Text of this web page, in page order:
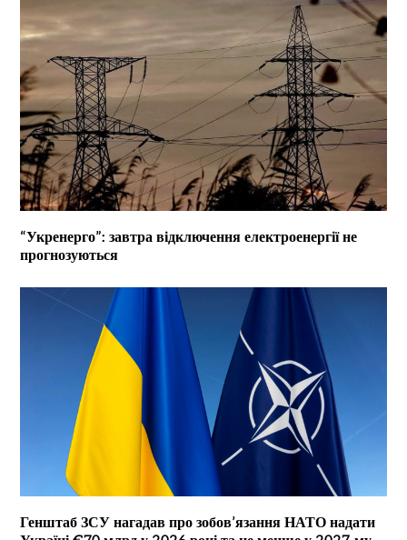
“Укренерго”: завтра відключення електроенергії не
прогнозуються
Генштаб ЗСУ нагадав про зобов’язання НАТО надати